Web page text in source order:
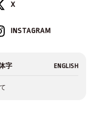
X
INSTAGRAM